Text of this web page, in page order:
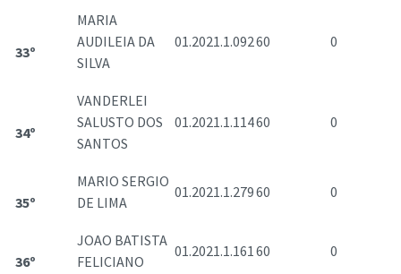
33º
MARIA
AUDILEIA DA
SILVA
01.2021.1.09260 0
34º
VANDERLEI
SALUSTO DOS
SANTOS
01.2021.1.11460 0
35º
MARIO SERGIO
DE LIMA
01.2021.1.27960 0
36º
JOAO BATISTA
FELICIANO
01.2021.1.16160 0